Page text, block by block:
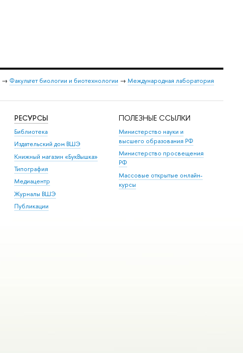
→ Факультет биологии и биотехнологии → Международная лаборатория
РЕСУРСЫ
Библиотека
Издательский дом ВШЭ
Книжный магазин «БукВышка»
Типография
Медиацентр
Журналы ВШЭ
Публикации
ПОЛЕЗНЫЕ ССЫЛКИ
Министерство науки и
высшего образования РФ
Министерство просвещения
РФ
Массовые открытые онлайн-
курсы